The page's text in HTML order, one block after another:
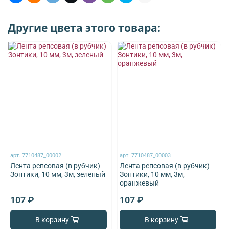
Другие цвета этого товара:
арт.7710487_00002
Лента репсовая (в рубчик)
Зонтики, 10 мм, 3м, зеленый
107 ₽
В корзину
арт.7710487_00003
Лента репсовая (в рубчик)
Зонтики, 10 мм, 3м,
оранжевый
107 ₽
В корзину